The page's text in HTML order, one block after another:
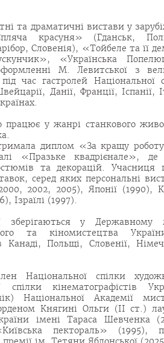
та драматичні вистави у
красуня» (Гданськ,
Словенія), «Тойбеле та її
«Українська
М. Левитської з
час гастролей Національної
Данії, Франції, Іспанії,
працює у жанрі станкового
диплом «За кращу
«Празьке квадрієнале», де
та декорацій. Учасниця
серед яких персональні
2002, 2005), Японії (1990),
Ізраїлі (1997).
зберігаються у Державному
та кіномистецтва
Польщі, Словенії,
Національної спілки
спілки кінематографістів
Національної Академії
Княгині Ольги (II ст.)
імені Тараса Шевченка
пектораль» (1995),